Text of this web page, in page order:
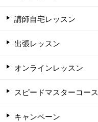
講師自宅レッスン
出張レッスン
オンラインレッスン
スピードマスターコース
キャンペーン